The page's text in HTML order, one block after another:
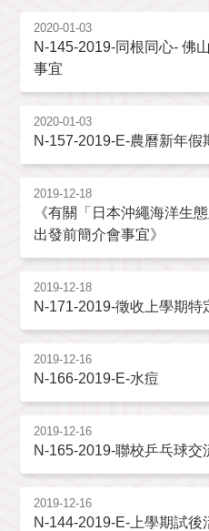
2020-01-03
N-145-2019-同根同心- 佛
事宜
2020-01-03
N-157-2019-E-農曆新年假
2019-12-18
《有關「日本沖繩海洋生
出發前簡介會事宜》
2019-12-18
N-171-2019-徵收上學期特
2019-12-16
N-166-2019-E-水痘
2019-12-16
N-165-2019-聯校乒乓球交
2019-12-16
N-144-2019-E-上學期試後